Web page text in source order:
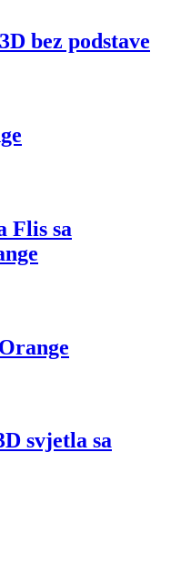
bez podstave
Flis sa
svjetla sa